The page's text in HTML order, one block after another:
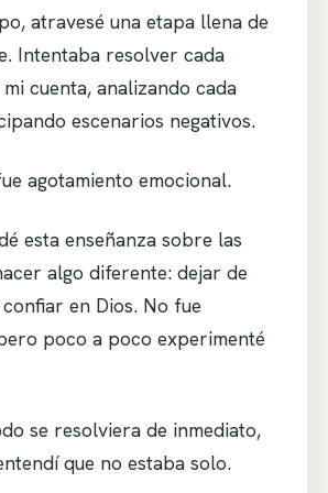
atravesé una etapa llena de
Intentaba resolver cada
cuenta, analizando cada
escenarios negativos.
agotamiento emocional.
esta enseñanza sobre las
algo diferente: dejar de
en Dios. No fue
poco a poco experimenté
se resolviera de inmediato,
que no estaba solo.